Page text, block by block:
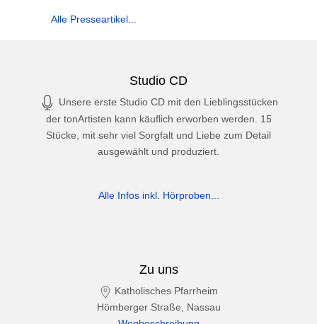
Alle Presseartikel...
Studio CD
Unsere erste Studio CD mit den Lieblingsstücken
der tonArtisten kann käuflich erworben werden. 15
Stücke, mit sehr viel Sorgfalt und Liebe zum Detail
ausgewählt und produziert.
Alle Infos inkl. Hörproben...
Zu uns
Katholisches Pfarrheim
Hömberger Straße, Nassau